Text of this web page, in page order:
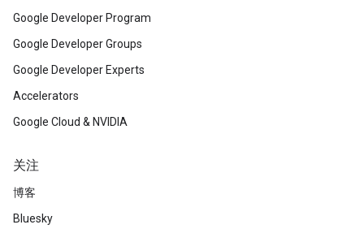
Google Developer Program
Google Developer Groups
Google Developer Experts
Accelerators
Google Cloud & NVIDIA
关注
博客
Bluesky